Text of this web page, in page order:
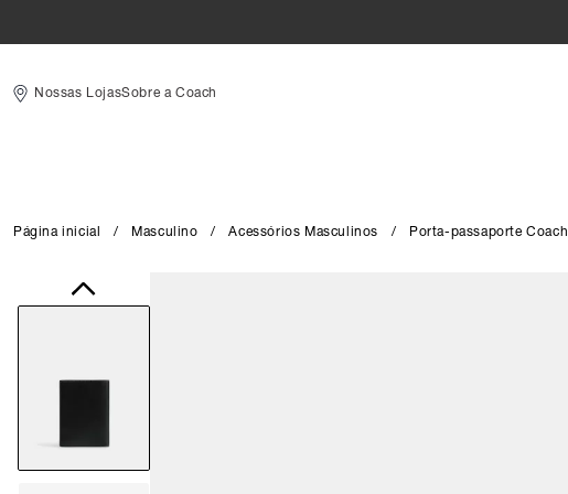
Nossas LojasSobre a Coach
Página inicial / Masculino / Acessórios Masculinos / Porta-passaporte Coach